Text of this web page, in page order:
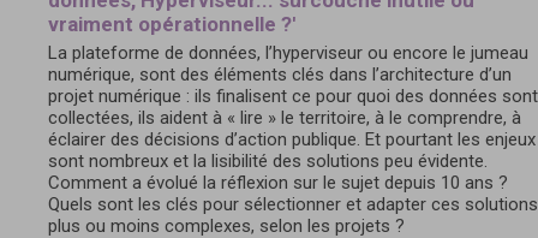
vraiment opérationnelle ?'
La plateforme de données, l’hyperviseur ou encore le jumeau
numérique, sont des éléments clés dans l’architecture d’un
projet numérique : ils finalisent ce pour quoi des données sont
collectées, ils aident à « lire » le territoire, à le comprendre, à
éclairer des décisions d’action publique. Et pourtant les enjeux
sont nombreux et la lisibilité des solutions peu évidente.
Comment a évolué la réflexion sur le sujet depuis 10 ans ?
Quels sont les clés pour sélectionner et adapter ces
plus ou moins complexes, selon les projets ?